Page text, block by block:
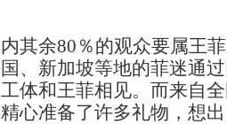
余80％的观众要属王菲
、新加坡等地的菲迷通
体和王菲相见。而来自
心准备了许多礼物，想